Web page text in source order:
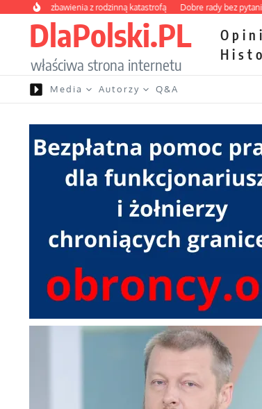
Przejdź do treści
kurs zbawienia z rodzinną katastrofą Dobre rady bez pytania o
DlaPolski.PL
właściwa strona internetu
Media Autorzy Q&A